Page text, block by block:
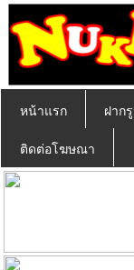
หน้าแรก ฝาก
ติดต่อโฆษณา